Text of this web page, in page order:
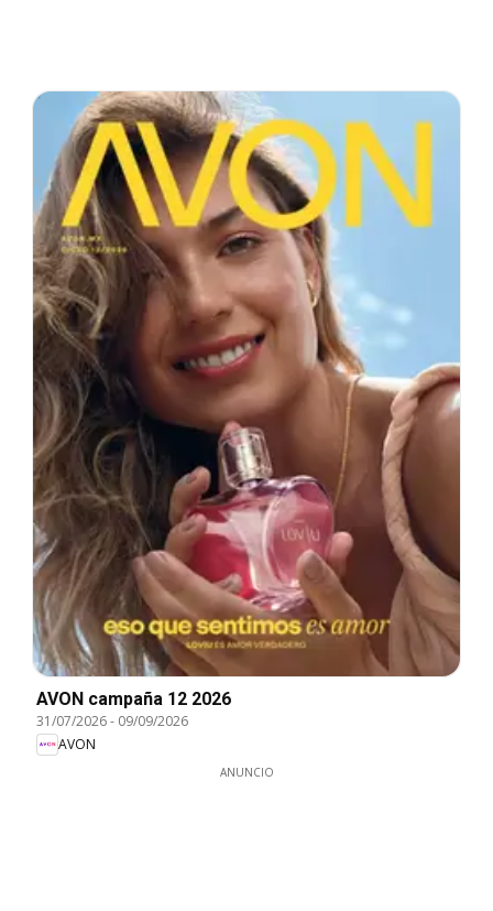
AVON campaña 12 2026
31/07/2026- 09/09/2026
AVON
ANUNCIO